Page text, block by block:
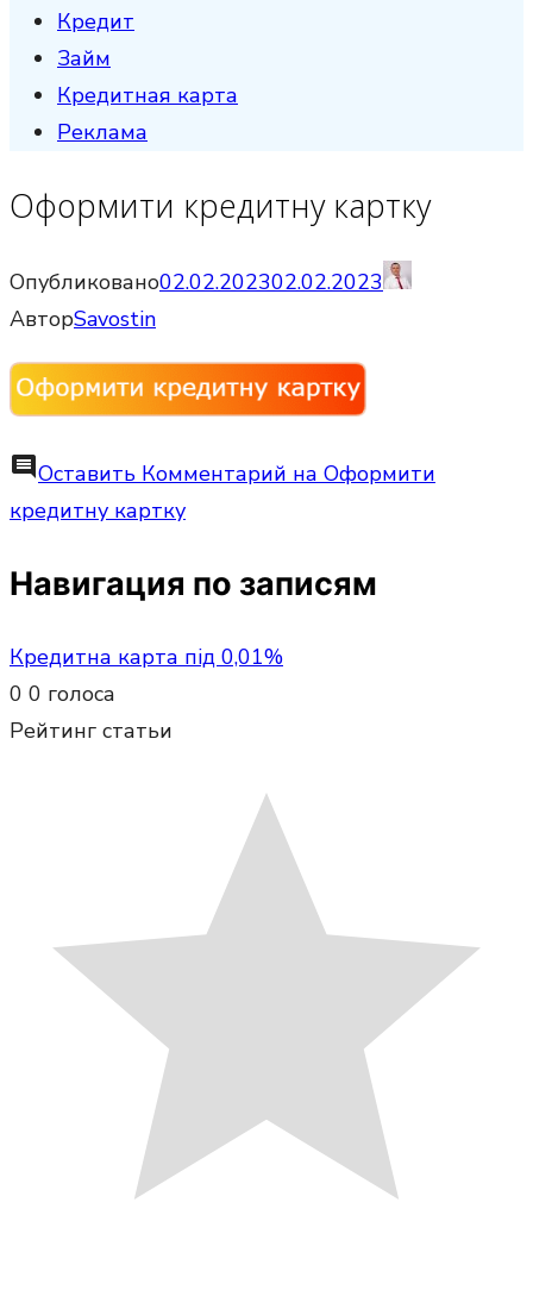
Кредит
Займ
Кредитная карта
Реклама
Оформити кредитну картку
Опубликовано02.02.202302.02.2023
АвторSavostin
commentОставить Комментарий на Оформити
кредитну картку
Навигация по записям
Кредитна карта під 0,01%
0 0 голоса
Рейтинг статьи